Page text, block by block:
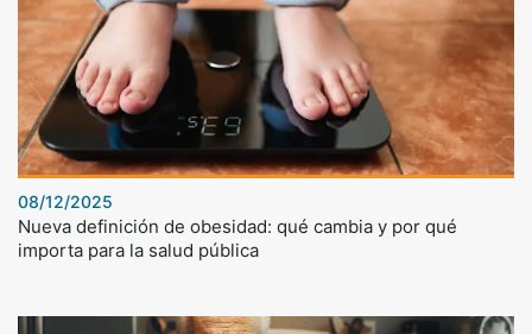
08/12/2025
Nueva definición de obesidad: qué cambia y por qué
importa para la salud pública